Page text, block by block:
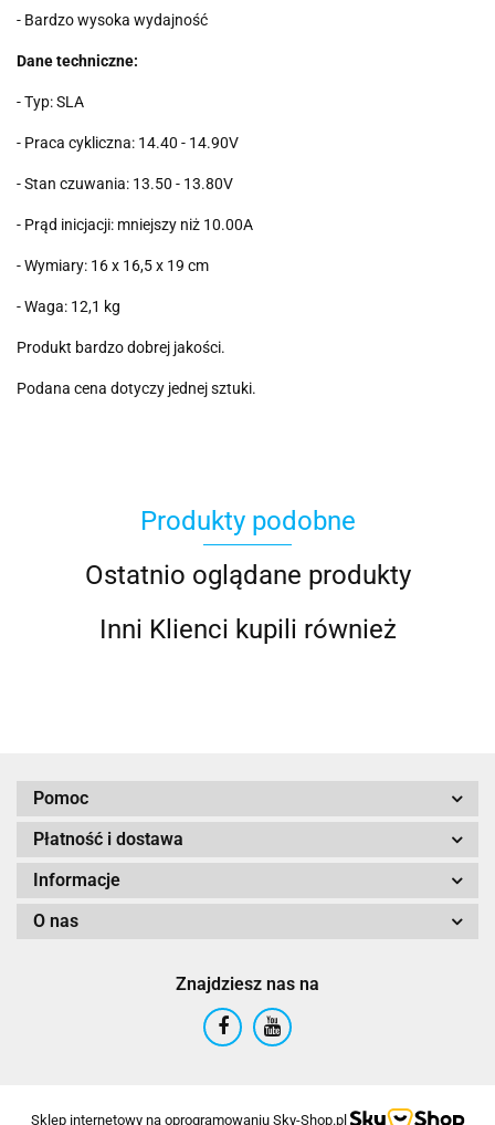
- Bardzo wysoka wydajność
Dane techniczne:
- Typ: SLA
- Praca cykliczna: 14.40 - 14.90V
- Stan czuwania: 13.50 - 13.80V
- Prąd inicjacji: mniejszy niż 10.00A
- Wymiary: 16 x 16,5 x 19 cm
- Waga: 12,1 kg
Produkt bardzo dobrej jakości.
Podana cena dotyczy jednej sztuki.
Produkty podobne
Ostatnio oglądane produkty
Inni Klienci kupili również
Pomoc
Płatność i dostawa
Informacje
O nas
Znajdziesz nas na
Sklep internetowy na oprogramowaniu Sky-Shop.pl